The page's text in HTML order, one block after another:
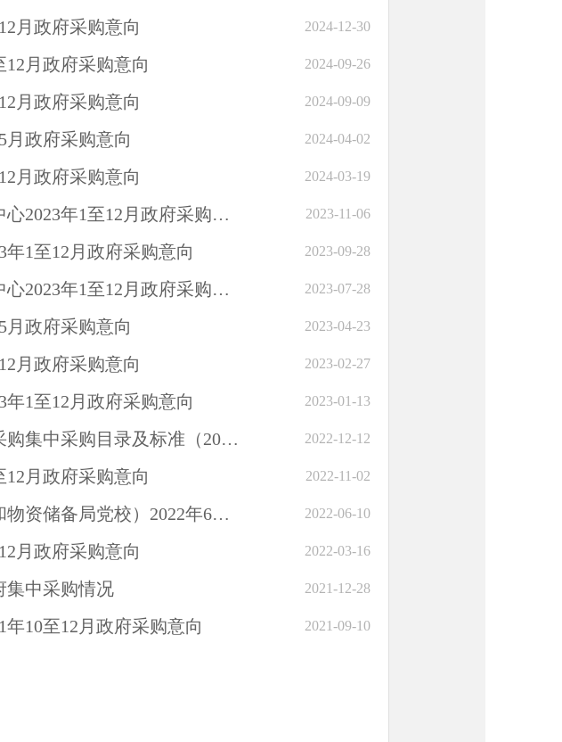
月政府采购意向 2024-12-30
月政府采购意向 2024-09-26
月政府采购意向 2024-09-09
月政府采购意向 2024-04-02
月政府采购意向 2024-03-19
北京市粮食和物资储备局综合事务中心2023年1至12月政府采购意向 2023-11-06
1至12月政府采购意向 2023-09-28
北京市粮食和物资储备局综合事务中心2023年1至12月政府采购意向 2023-07-28
月政府采购意向 2023-04-23
月政府采购意向 2023-02-27
1至12月政府采购意向 2023-01-13
北京市财政局关于印发北京市政府采购集中采购目录及标准（2023年版）的通知 2022-12-12
月政府采购意向 2022-11-02
北京市经济管理学校（北京市粮食和物资储备局党校）2022年6至12月政府采购意向 2022-06-10
月政府采购意向 2022-03-16
集中采购情况 2021-12-28
10至12月政府采购意向 2021-09-10